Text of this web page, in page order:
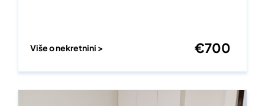
Više o nekretnini > €700